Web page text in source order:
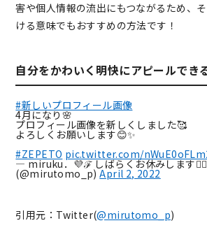
害や個人情報の流出にもつながるため、
ける意味でもおすすめの方法です！
自分をかわいく明快にアピールでき
#新しいプロフィール画像
4月になり🌸
プロフィール画像を新しくしました🥰
よろしくお願いします😊✨
#ZEPETO pic.twitter.com/
— miruku．💜ℱ しばらくお休みします
(@mirutomo_p)April 2, 2022
引用元：Twitter(@mirutomo_p)